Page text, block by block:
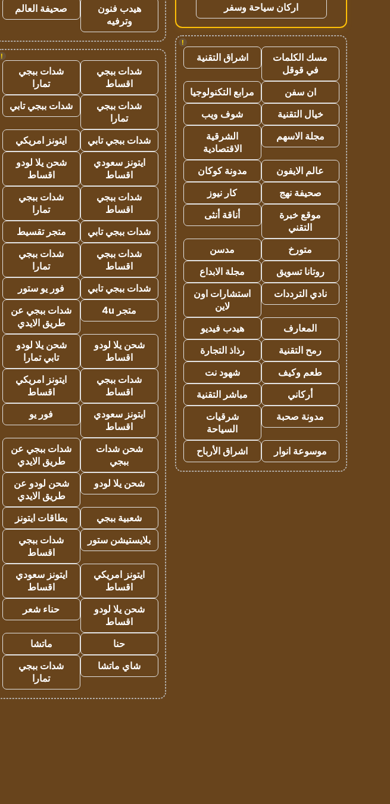
اركان سياحة وسفر
!
مسك الكلمات
في قوقل
اشراق التقنية
ان سفن
مرابع التكنولوجيا
خيال التقنية
شوف ويب
مجلة الاسهم
الشرقية
الاقتصادية
عالم الايفون
مدونة كوكان
صحيفة نهج
كار نيوز
موقع خبرة
التقني
أناقة أنثى
متورخ
مدسن
روتانا تسويق
مجلة الابداع
نادي الترددات
استشارات اون
لاين
المعارف
هيدب فيديو
رمح التقنية
رذاذ التجارة
طعم وكيف
شهود نت
أركاني
مباشر التقنية
مدونة صحبة
شرقيات
السياحة
موسوعة انوار
اشراق الأرباح
هيدب فنون
وترفيه
صحيفة العالم
!
شدات ببجي
اقساط
شدات ببجي
تمارا
شدات ببجي
تمارا
شدات ببجي تابي
شدات ببجي تابي
ايتونز امريكي
ايتونز سعودي
اقساط
شحن يلا لودو
اقساط
شدات ببجي
اقساط
شدات ببجي
تمارا
شدات ببجي تابي
متجر تقسيط
شدات ببجي
اقساط
شدات ببجي
تمارا
شدات ببجي تابي
فور يو ستور
متجر 4u
شدات ببجي عن
طريق الايدي
شحن يلا لودو
اقساط
شحن يلا لودو
تابي تمارا
شدات ببجي
اقساط
ايتونز امريكي
اقساط
ايتونز سعودي
اقساط
فور يو
شحن شدات
ببجي
شدات ببجي عن
طريق الايدي
شحن يلا لودو
شحن لودو عن
طريق الايدي
شعبية ببجي
بطاقات ايتونز
بلايستيشن ستور
شدات ببجي
اقساط
ايتونز امريكي
اقساط
ايتونز سعودي
اقساط
شحن يلا لودو
اقساط
حناء شعر
حنا
ماتشا
شاي ماتشا
شدات ببجي
تمارا